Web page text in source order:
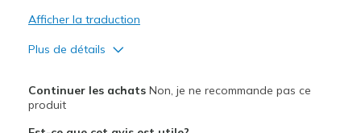
Afficher la traduction
Plus de détails
Sizing
Feels full size too big
Continuer les achatsNon, je ne recommande pas ce
produit